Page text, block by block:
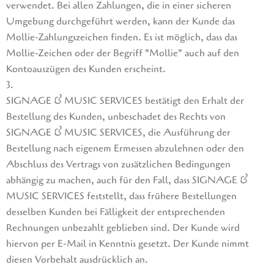
verwendet. Bei allen Zahlungen, die in einer sicheren
Umgebung durchgeführt werden, kann der Kunde das
Mollie-Zahlungszeichen finden. Es ist möglich, dass das
Mollie-Zeichen oder der Begriff "Mollie" auch auf den
Kontoauszügen des Kunden erscheint.
3.
SIGNAGE & MUSIC SERVICES bestätigt den Erhalt der
Bestellung des Kunden, unbeschadet des Rechts von
SIGNAGE & MUSIC SERVICES, die Ausführung der
Bestellung nach eigenem Ermessen abzulehnen oder den
Abschluss des Vertrags von zusätzlichen Bedingungen
abhängig zu machen, auch für den Fall, dass SIGNAGE &
MUSIC SERVICES feststellt, dass frühere Bestellungen
desselben Kunden bei Fälligkeit der entsprechenden
Rechnungen unbezahlt geblieben sind. Der Kunde wird
hiervon per E-Mail in Kenntnis gesetzt. Der Kunde nimmt
diesen Vorbehalt ausdrücklich an.